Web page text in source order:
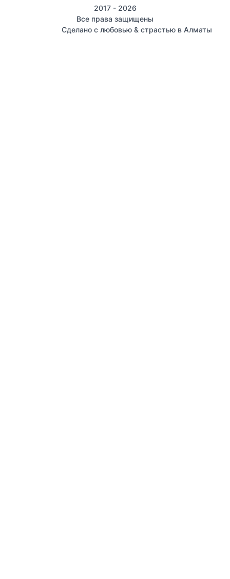
2017 - 2026
Все права защищены
Сделано с любовью & страстью в Алматы